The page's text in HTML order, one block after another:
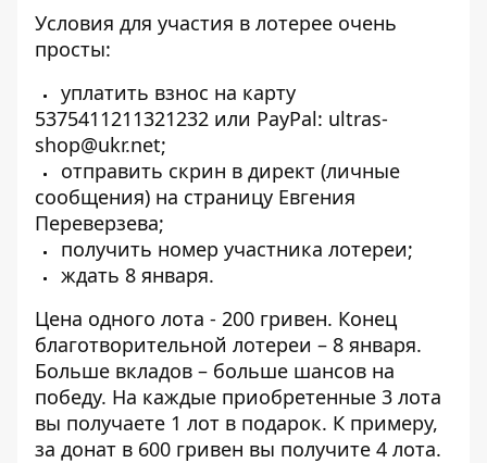
Условия для участия в лотерее очень
просты:
уплатить взнос на карту
5375411211321232 или PayPal: ultras-
shop@ukr.net;
отправить скрин в директ (личные
сообщения) на страницу Евгения
Переверзева;
получить номер участника лотереи;
ждать 8 января.
Цена одного лота - 200 гривен. Конец
благотворительной лотереи – 8 января.
Больше вкладов – больше шансов на
победу. На каждые приобретенные 3 лота
вы получаете 1 лот в подарок. К примеру,
за донат в 600 гривен вы получите 4 лота.